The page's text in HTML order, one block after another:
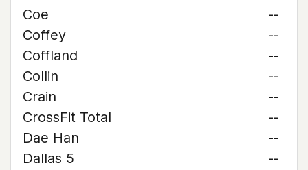
Coe
--
Coffey
--
Coffland
--
Collin
--
Crain
--
CrossFit Total
--
Dae Han
--
Dallas 5
--